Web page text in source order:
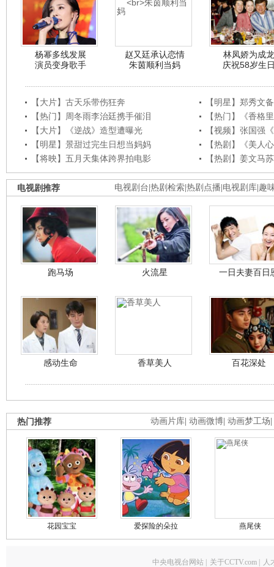
杨幂多线发展
演员变身歌手
赵又廷承认恋情
朱茵顺利当妈
林凤娇为成龙
庆祝58岁生
【大片】古天乐带伤狂奔
【明星】郑秀文
【热门】周冬雨李治廷携手催泪
【热门】《香格
【大片】《逆战》造型遭曝光
【视频】张国强
【明星】景甜过完生日想当妈妈
【热剧】《美人
【将映】五月天集体跨界拍电影
【热剧】姜文马
电视剧台 热剧检索 热剧点播 电视剧库 趣
电视剧推荐
跑马场 火流星 一日夫妻百日
感动生命 香草美人 百花深处
动画片库 动画微博 动画梦工场
热门推荐
花园宝宝 爱探险的朵拉 燕尾侠
中央电视台网站 关于CCTV.com 人